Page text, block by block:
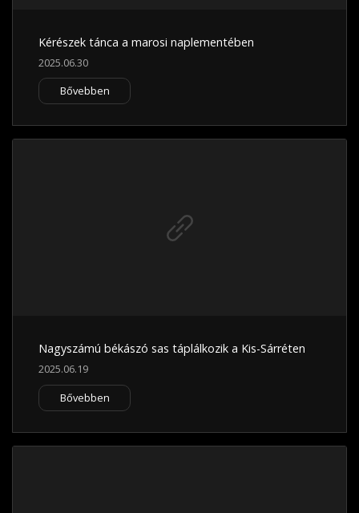
Kérészek tánca a marosi naplementében
2025.06.30
Bővebben
Nagyszámú békászó sas táplálkozik a Kis-Sárréten
2025.06.19
Bővebben